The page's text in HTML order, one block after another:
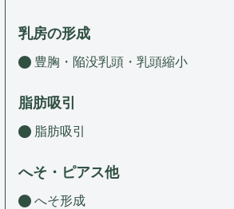
乳房の形成
豊胸・陥没乳頭・乳頭縮小
脂肪吸引
脂肪吸引
へそ・ピアス他
へそ形成